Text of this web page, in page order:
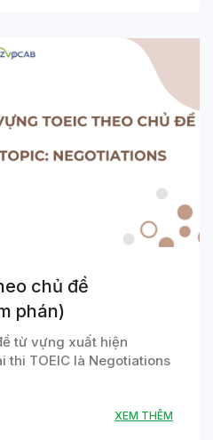
chủ đề
phán)
từ vựng xuất hiện
thi TOEIC là Negotiations
XEM THÊM